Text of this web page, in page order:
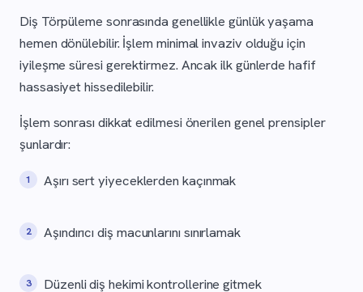
Diş Törpüleme sonrasında genellikle günlük yaşama
hemen dönülebilir. İşlem minimal invaziv olduğu için
iyileşme süresi gerektirmez. Ancak ilk günlerde hafif
hassasiyet hissedilebilir.
İşlem sonrası dikkat edilmesi önerilen genel prensipler
şunlardır:
Aşırı sert yiyeceklerden kaçınmak
Aşındırıcı diş macunlarını sınırlamak
Düzenli diş hekimi kontrollerine gitmek